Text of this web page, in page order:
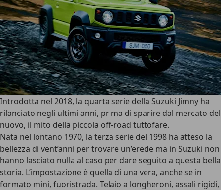
Introdotta nel 2018, la quarta serie della Suzuki Jimny ha
rilanciato negli ultimi anni, prima di sparire dal mercato del
nuovo, il mito della piccola off-road tuttofare.
Nata nel lontano 1970, la terza serie del 1998 ha atteso la
bellezza di vent’anni per trovare un’erede ma in Suzuki non
hanno lasciato nulla al caso per dare seguito a questa bella
storia. L’impostazione è quella di una vera, anche se in
formato mini, fuoristrada. Telaio a longheroni, assali rigidi,